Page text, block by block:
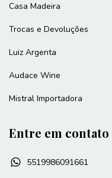
Casa Madeira
Trocas e Devoluções
Luiz Argenta
Audace Wine
Mistral Importadora
Entre em contato
5519986091661